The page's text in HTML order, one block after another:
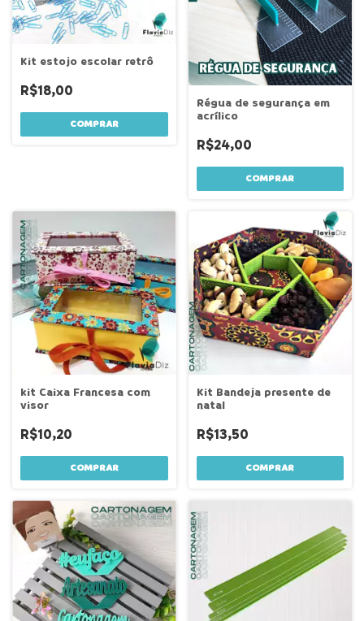
Kit estojo escolar retrô
R$18,00
Régua de segurança em
acrílico
R$24,00
COMPRAR
kit Caixa Francesa com
visor
R$10,20
COMPRAR
Kit Bandeja presente de
natal
R$13,50